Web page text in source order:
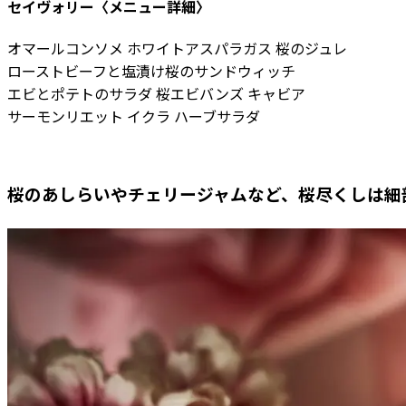
セイヴォリー〈メニュー詳細〉
オマールコンソメ ホワイトアスパラガス 桜のジュレ
ローストビーフと塩漬け桜のサンドウィッチ
エビとポテトのサラダ 桜エビバンズ キャビア
サーモンリエット イクラ ハーブサラダ
桜のあしらいやチェリージャムなど、桜尽くしは